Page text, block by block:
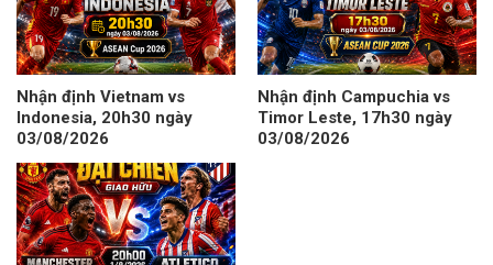
Nhận định Vietnam vs
Indonesia, 20h30 ngày
03/08/2026
Nhận định Campuchia vs
Timor Leste, 17h30 ngày
03/08/2026